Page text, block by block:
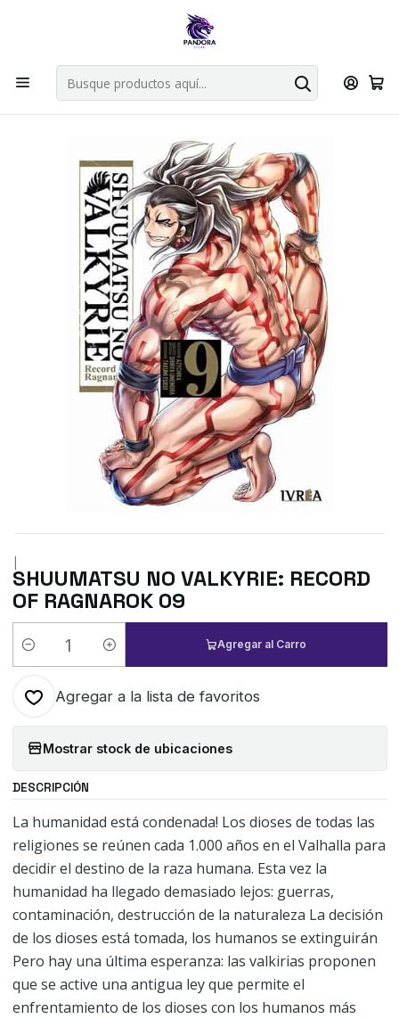
Por compras en cartas singles superiores a 49.990 el envio es
Explorar singles
Inicio Mangas
SHUUMATSU NO VALKYRIE: RECORD OF RAGNAROK 09
|
SHUUMATSU NO VALKYRIE: RECORD
OF RAGNAROK 09
Cantidad
Agregar al Carro
Agregar a la lista de favoritos
Mostrar stock de ubicaciones
DESCRIPCIÓN
La humanidad está condenada! Los dioses de todas las
religiones se reúnen cada 1.000 años en el Valhalla para
decidir el destino de la raza humana. Esta vez la
humanidad ha llegado demasiado lejos: guerras,
contaminación, destrucción de la naturaleza La decisión
de los dioses está tomada, los humanos se extinguirán
Pero hay una última esperanza: las valkirias proponen
que se active una antigua ley que permite el
enfrentamiento de los dioses con los humanos más